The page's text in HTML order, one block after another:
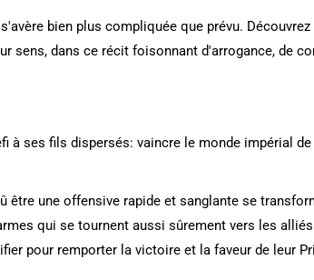
bien plus compliquée que prévu. Découvrez
sens, dans ce récit foisonnant d'arrogance, de
à ses fils dispersés: vaincre le monde impérial
être une offensive rapide et sanglante se
qui se tournent aussi sûrement vers les
pour remporter la victoire et la faveur de leur